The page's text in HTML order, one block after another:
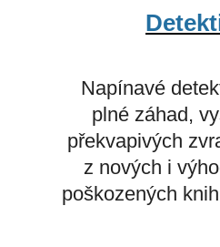
Napínavé
plné záhad,
překvapivých
z nových i
poškozených